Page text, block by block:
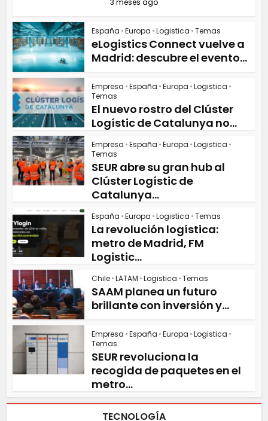
3 meses ago
España •Europa •Logistica •Temas
eLogistics Connect vuelve a
Madrid: descubre el evento...
Empresa •España •Europa •Logistica •
Temas
El nuevo rostro del Clúster
Logístic de Catalunya no...
Empresa •España •Europa •Logistica •
Temas
SEUR abre su gran hub al
Clúster Logístic de
Catalunya...
España •Europa •Logistica •Temas
La revolución logística:
metro de Madrid, FM
Logistic...
Chile•LATAM •Logistica •Temas
SAAM planea un futuro
brillante con inversión y...
Empresa •España •Europa •Logistica •
Temas
SEUR revoluciona la
recogida de paquetes en el
metro...
TECNOLOGÍA